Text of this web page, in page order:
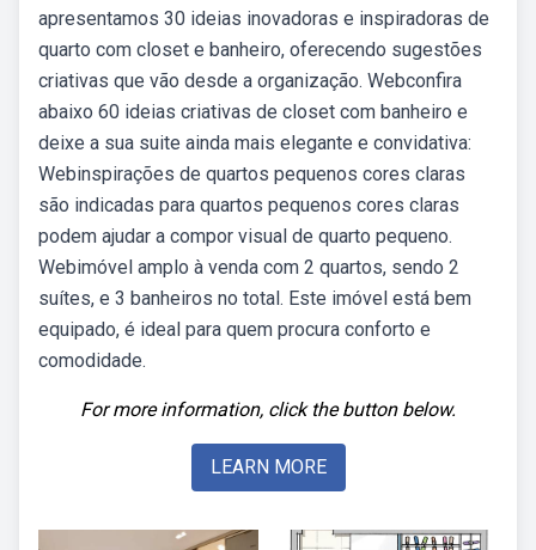
apresentamos 30 ideias inovadoras e inspiradoras de
quarto com closet e banheiro, oferecendo sugestões
criativas que vão desde a organização. Webconfira
abaixo 60 ideias criativas de closet com banheiro e
deixe a sua suite ainda mais elegante e convidativa:
Webinspirações de quartos pequenos cores claras
são indicadas para quartos pequenos cores claras
podem ajudar a compor visual de quarto pequeno.
Webimóvel amplo à venda com 2 quartos, sendo 2
suítes, e 3 banheiros no total. Este imóvel está bem
equipado, é ideal para quem procura conforto e
comodidade.
For more information, click the button below.
LEARN MORE